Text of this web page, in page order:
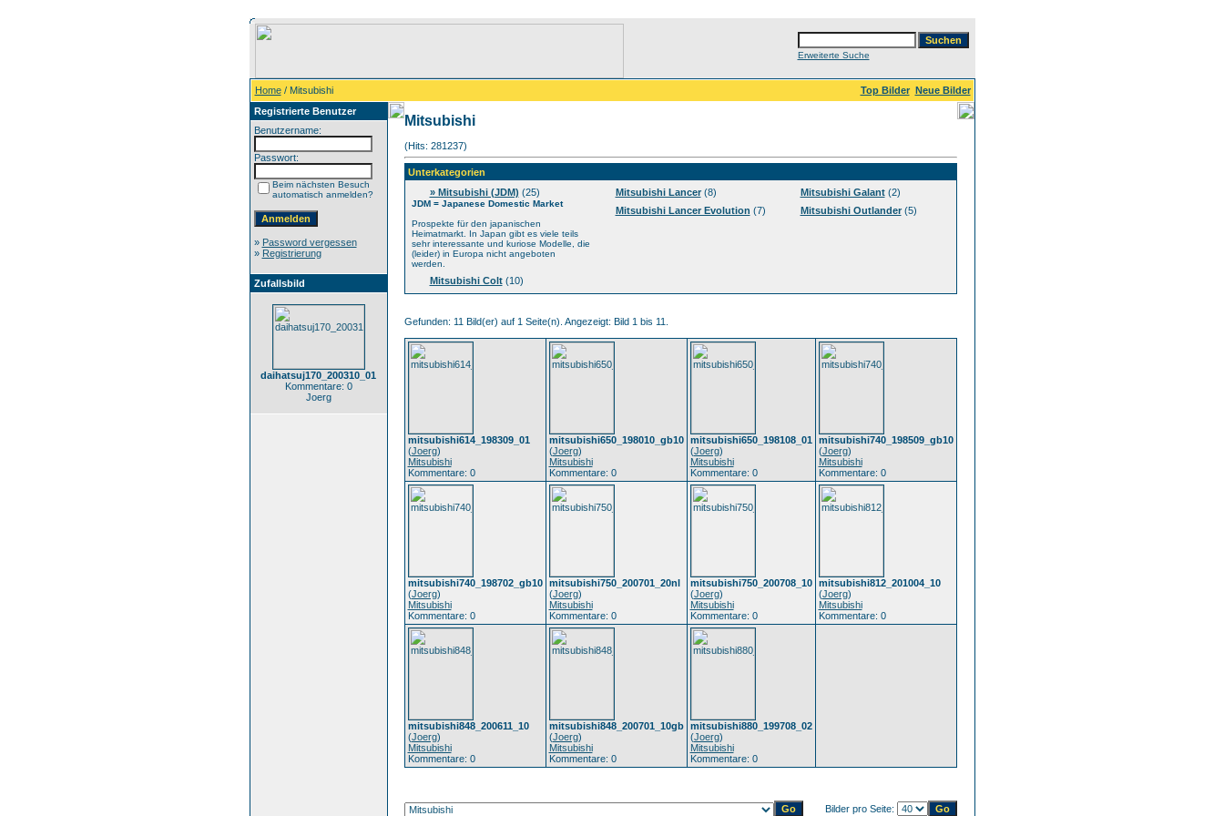
Erweiterte Suche
Home/ Mitsubishi Top Bilder Neue Bilder
Registrierte Benutzer
Benutzername:
Passwort:
Beim nächsten Besuch
automatisch anmelden?
» Password vergessen
» Registrierung
Zufallsbild
daihatsuj170_200310_01
Kommentare: 0
Joerg
Mitsubishi
(Hits: 281237)
Unterkategorien
» Mitsubishi (JDM) (25)
JDM = Japanese Domestic Market
Prospekte für den japanischen
Heimatmarkt. In Japan gibt es viele teils
sehr interessante und kuriose Modelle, die
(leider) in Europa nicht angeboten
werden.
Mitsubishi Colt(10)
Mitsubishi Lancer(8)
Mitsubishi Lancer Evolution (7)
Mitsubishi Galant(2)
Mitsubishi Outlander(5)
Gefunden: 11 Bild(er) auf 1 Seite(n). Angezeigt: Bild 1 bis 11.
mitsubishi614_198309_01
(Joerg)
Mitsubishi
Kommentare: 0
mitsubishi650_198010_gb10
(Joerg)
Mitsubishi
Kommentare: 0
mitsubishi650_198108_01
(Joerg)
Mitsubishi
Kommentare: 0
mitsubishi740_198509_gb10
(Joerg)
Mitsubishi
Kommentare: 0
mitsubishi740_198702_gb10
(Joerg)
Mitsubishi
Kommentare: 0
mitsubishi750_200701_20nl
(Joerg)
Mitsubishi
Kommentare: 0
mitsubishi750_200708_10
(Joerg)
Mitsubishi
Kommentare: 0
mitsubishi812_201004_10
(Joerg)
Mitsubishi
Kommentare: 0
mitsubishi848_200611_10
(Joerg)
Mitsubishi
Kommentare: 0
mitsubishi848_200701_10gb
(Joerg)
Mitsubishi
Kommentare: 0
mitsubishi880_199708_02
(Joerg)
Mitsubishi
Kommentare: 0
Bilder pro Seite: